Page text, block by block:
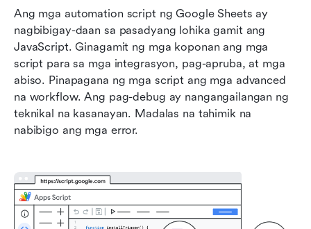
Ang mga automation script ng Google Sheets ay
nagbibigay-daan sa pasadyang lohika gamit ang
JavaScript. Ginagamit ng mga koponan ang mga
script para sa mga integrasyon, pag-apruba, at mga
abiso. Pinapagana ng mga script ang mga advanced
na workflow. Ang pag-debug ay nangangailangan ng
teknikal na kasanayan. Madalas na tahimik na
nabibigo ang mga error.